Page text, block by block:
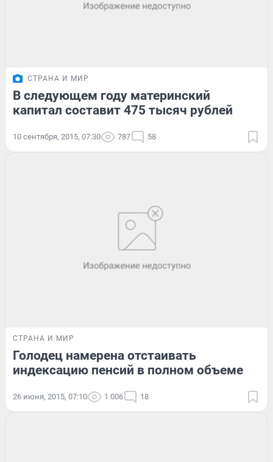
СТРАНА И МИР
В следующем году материнский
капитал составит 475 тысяч рублей
10 сентября, 2015, 07:30 787 58
СТРАНА И МИР
Голодец намерена отстаивать
индексацию пенсий в полном объеме
26 июня, 2015, 07:10 1 006 18